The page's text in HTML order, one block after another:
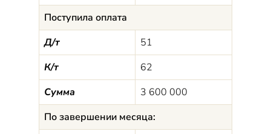
Поступила оплата
Д/т
51
К/т
62
Сумма
3 600 000
По завершении месяца: